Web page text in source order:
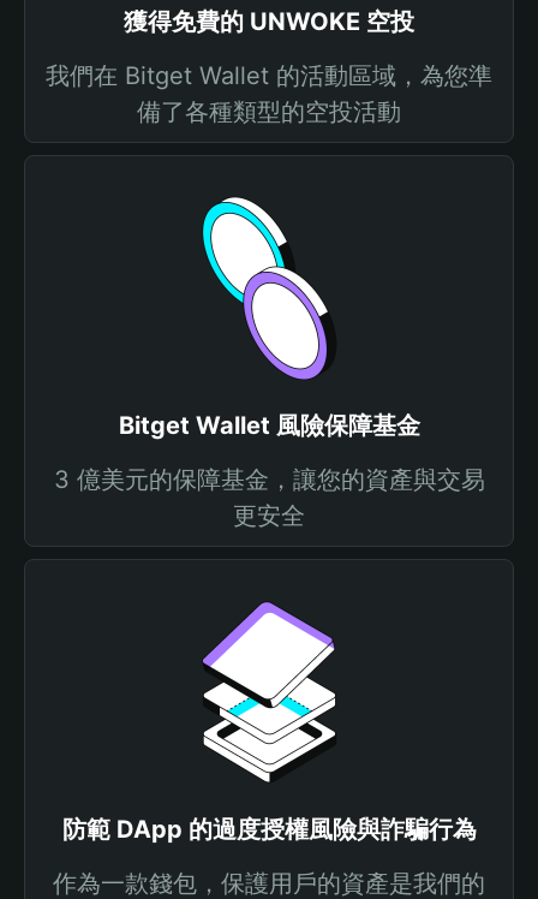
獲得免費的 UNWOKE 空投
我們在 Bitget Wallet 的活動區域，為您準
備了各種類型的空投活動
Bitget Wallet 風險保障基金
3 億美元的保障基金，讓您的資產與交易
更安全
防範 DApp 的過度授權風險與詐騙行為
作為一款錢包，保護用戶的資產是我們的